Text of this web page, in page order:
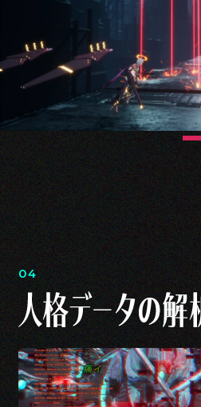
神
人類の遺した八機の自己進化
人造の神。
「人類再生」を大目的に活動
異なる使命を持っている。
神機たちはそれぞれに自律し、
動をしながらも「人類再生」
互監視と相互協力を行う。
[第一神機プロパトール]神機統
[第二神機エクレシア]秩序維持
04